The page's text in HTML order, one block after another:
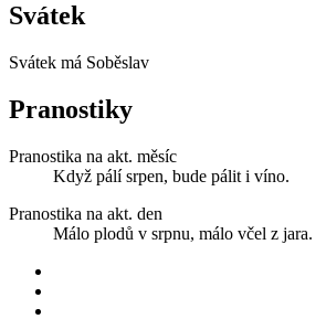
Svátek
Svátek má Soběslav
Pranostiky
Pranostika na akt. měsíc
Když pálí srpen, bude pálit i víno.
Pranostika na akt. den
Málo plodů v srpnu, málo včel z jara.